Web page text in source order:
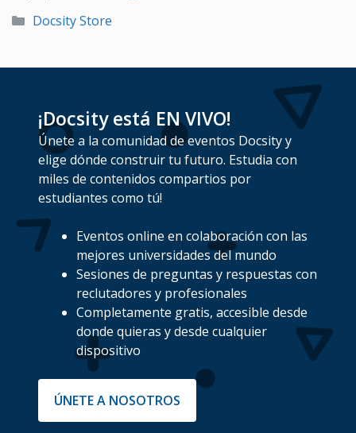
Categorías
Docsity Store
¡Docsity está EN VIVO!
Únete a la comunidad de eventos Docsity y
elige dónde construir tu futuro. Estudia con
miles de contenidos compartios por
estudiantes como tú!
Eventos online en colaboración con las
mejores universidades del mundo
Sesiones de preguntas y respuestas con
reclutadores y profesionales
Completamente gratis, accesible desde
donde quieras y desde cualquier
dispositivo
ÚNETE A NOSOTROS